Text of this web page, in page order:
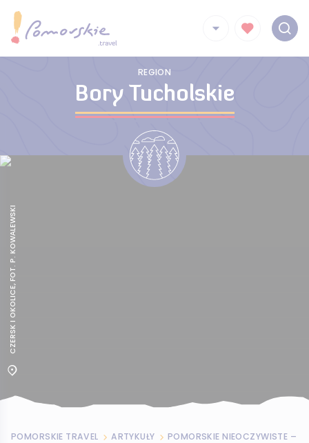
REGION
Bory Tucholskie
CZERSK I OKOLICE, FOT. P. KOWALEWSKI
POMORSKIE TRAVEL ARTYKUŁY